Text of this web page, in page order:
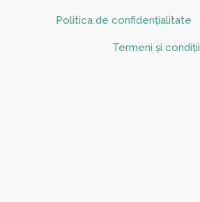
Politica de confidențialitate
Termeni și condiții